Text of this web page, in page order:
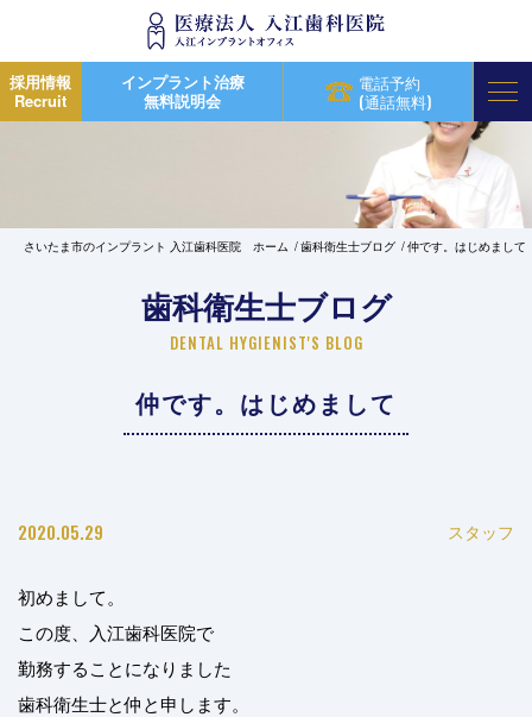
採用情報
Recruit
インプラント治療
無料説明会
電話予約
(通話無料)
さいたま市のインプラント 入江歯科医院 ホーム 歯科衛生士ブログ 仲です。はじめまして
歯科衛生士ブログ
DENTAL HYGIENIST'S BLOG
仲です。はじめまして
2020.05.29 スタッフ
初めまして。
この度、入江歯科医院で
勤務することになりました
歯科衛生士と仲と申します。